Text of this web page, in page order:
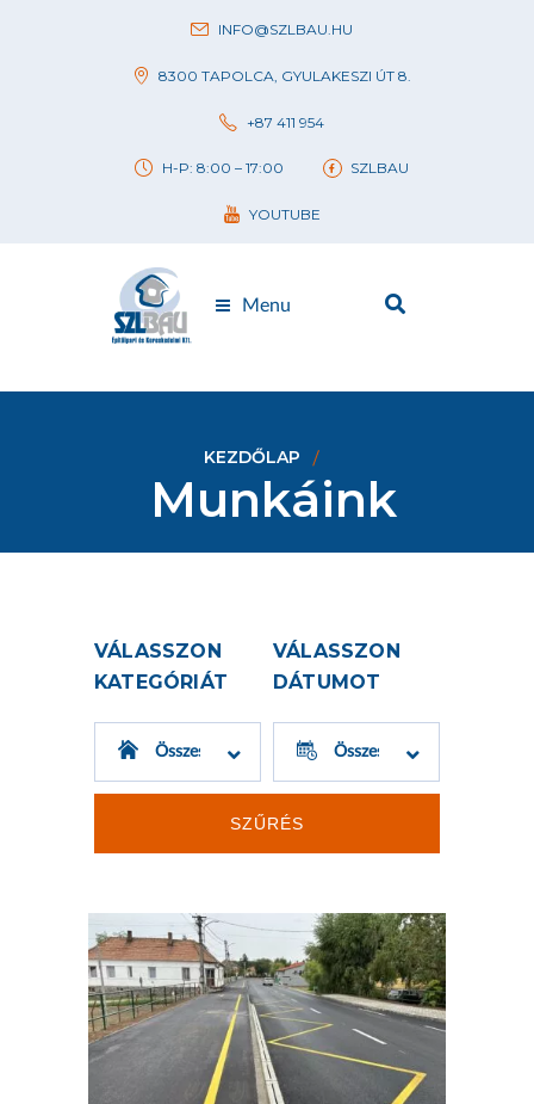
INFO@SZLBAU.HU
8300 TAPOLCA, GYULAKESZI ÚT 8.
+87 411 954
H-P: 8:00 – 17:00 SZLBAU
YOUTUBE
Menu
KEZDŐLAP
Munkáink
VÁLASSZON
KATEGÓRIÁT
VÁLASSZON
DÁTUMOT
SZŰRÉS